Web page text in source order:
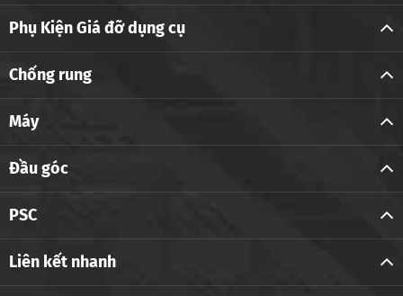
Phụ Kiện Giá đỡ dụng cụ
Chống rung
Máy
Đầu góc
PSC
Liên kết nhanh